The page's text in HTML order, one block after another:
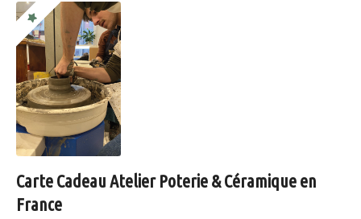
Carte Cadeau Atelier Poterie & Céramique en
France